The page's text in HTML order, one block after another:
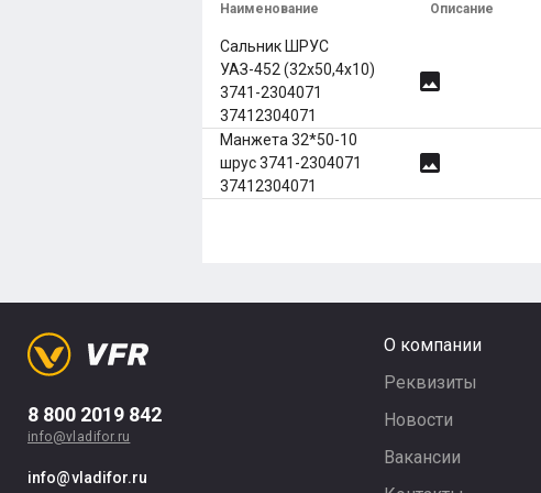
Наименование Описание
Сальник ШРУС
УАЗ-452 (32х50,4х10)
3741-2304071
37412304071
image
Манжета 32*50-10
шрус 3741-2304071
37412304071
image
8 800 2019 842
info@vladifor.ru
info@vladifor.ru
О компании
Реквизиты
Новости
Вакансии